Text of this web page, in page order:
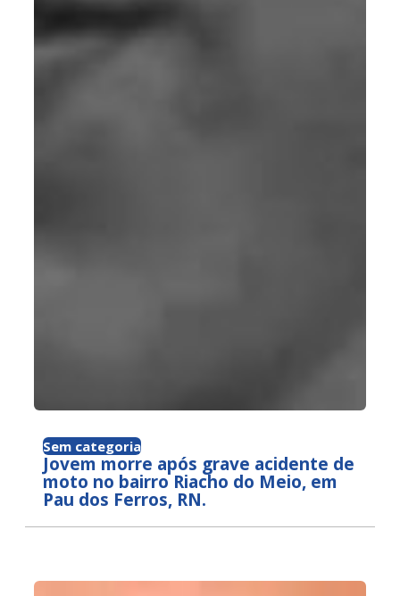
Sem categoria
Jovem morre após grave acidente de
moto no bairro Riacho do Meio, em
Pau dos Ferros, RN.